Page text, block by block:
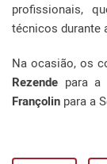
profissionais,
técnicos durante
Na ocasião, os
Rezende para
Françolin para a